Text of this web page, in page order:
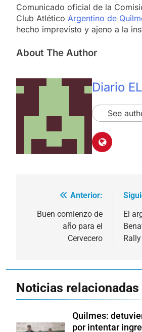
Comunicado oficial de la
Club Atlético Argentino de
hecho imprevisto y ajeno a la
About The Author
Diario
See
Navegación
de
entradas
Anterior:
Buen comienzo de
año para el
Cervecero
El
Noticias relacionadas
Quilmes:
por intentar